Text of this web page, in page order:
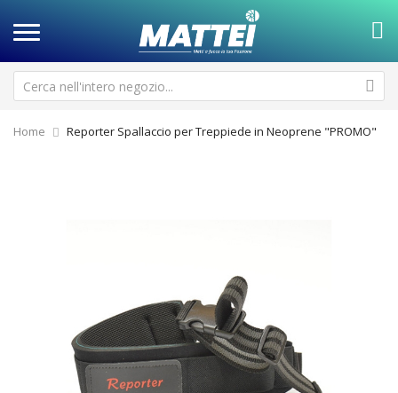
Home Reporter Spallaccio per Treppiede in Neoprene "PROMO"